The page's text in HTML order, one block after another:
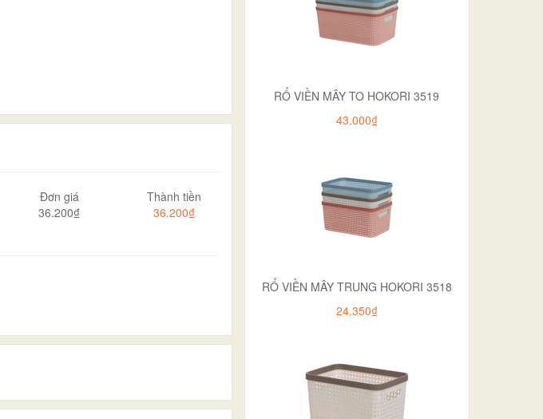
Đơn giá
36.200₫
Thành tiền
36.200₫
RỔ VIỀN MÂY TO HOKORI 3519
43.000₫
RỔ VIỀN MÂY TRUNG HOKORI 3518
24.350₫